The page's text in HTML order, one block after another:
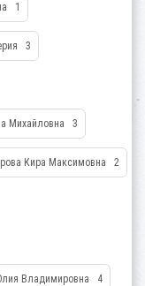
1
3
Михайловна 3
Кира Максимовна 2
Владимировна 4